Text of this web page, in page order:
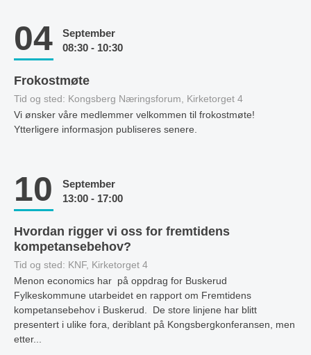
04
September
08:30 - 10:30
Frokostmøte
Tid og sted: Kongsberg Næringsforum, Kirketorget 4
Vi ønsker våre medlemmer velkommen til frokostmøte!
Ytterligere informasjon publiseres senere.
10
September
13:00 - 17:00
Hvordan rigger vi oss for fremtidens
kompetansebehov?
Tid og sted: KNF, Kirketorget 4
Menon economics har på oppdrag for Buskerud
Fylkeskommune utarbeidet en rapport om Fremtidens
kompetansebehov i Buskerud. De store linjene har blitt
presentert i ulike fora, deriblant på Kongsbergkonferansen, men
etter...